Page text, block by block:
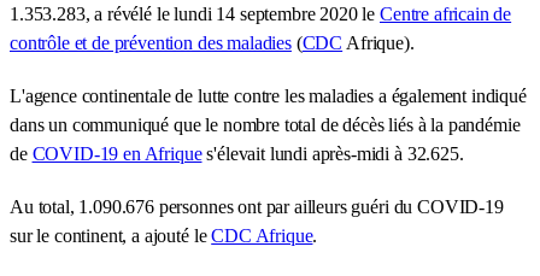
1.353.283, a révélé le lundi 14 septembre 2020 le Centre africain de
contrôle et de prévention des maladies(CDC Afrique).
L'agence continentale de lutte contre les maladies a également indiqué
dans un communiqué que le nombre total de décès liés à la pandémie
de COVID-19 en Afriques'élevait lundi après-midi à 32.625.
Au total, 1.090.676 personnes ont par ailleurs guéri du COVID-19
sur le continent, a ajouté leCDC Afrique.